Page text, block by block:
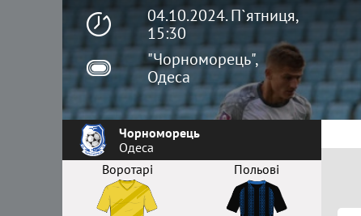
04.10.2024. П`ятниця,
15:30
"Чорноморець",
Одеса
Чорноморець
Одеса
Воротарі
Польові